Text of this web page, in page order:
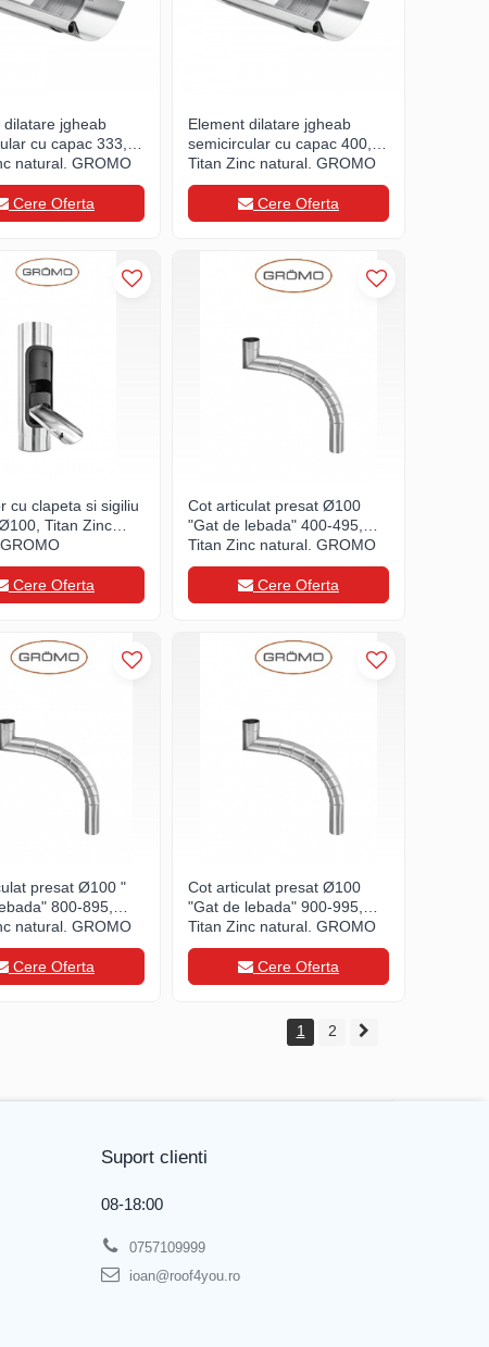
dilatare jgheab
cu capac 333,
natural, GROMO
Cere Oferta
Element dilatare jgheab
semicircular cu capac 400,
Titan Zinc natural, GROMO
Cere Oferta
cu clapeta si sigiliu
Titan Zinc
Cere Oferta
Cot articulat presat Ø100
"Gat de lebada" 400-495,
Titan Zinc natural, GROMO
Cere Oferta
presat Ø100 "
800-895,
natural, GROMO
Cere Oferta
Cot articulat presat Ø100
"Gat de lebada" 900-995,
Titan Zinc natural, GROMO
Cere Oferta
1 2
Suport clienti
08-18:00
0757109999
ioan@roof4you.ro